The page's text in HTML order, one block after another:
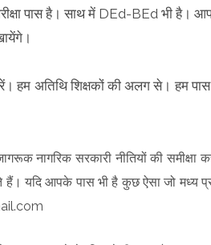
पास है। साथ में DEd-BEd भी है। आप
हम अतिथि शिक्षकों की अलग से। हम
नागरिक सरकारी नीतियों की समीक्षा
यदि आपके पास भी है कुछ ऐसा जो मध्य